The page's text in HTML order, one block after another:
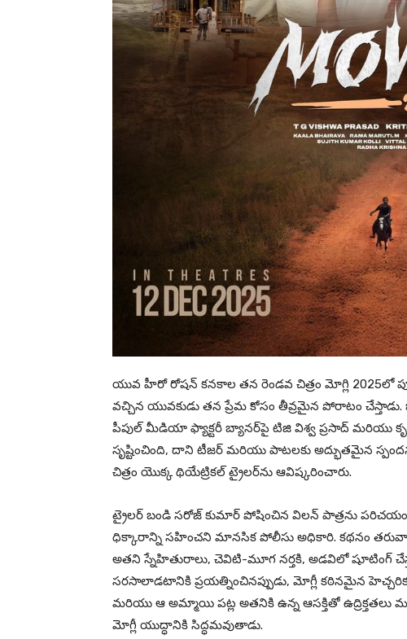
యువ హీరో రోషన్ కనకాల తన రెండవ చిత్రం మోగ్లి 2025లో
వచ్చిన యువకుడు తన ప్రేమ కోసం తీవ్రమైన పోరాటం
పీపుల్ మీడియా ఫ్యాక్టరీ బ్యానర్‌పై టిజి విశ్వ ప్రసాద్ మరియు
సృష్టించింది, దాని టీజర్ మరియు పాటలకు అద్భుతమైన
చిత్రం యొక్క థియేట్రికల్ ట్రైలర్‌ను ఆవిష్కరించారు.
ట్రైలర్ బండి సరోజ్ కుమార్ పోషించిన విలన్ పాత్రను
ధిక్కారాన్ని సహించని మానసిక పోలీసు అధికారి. కథనం
అతని స్నేహితురాలు, చెవిటి-మూగ నర్తకి, అడవిలో షూటింగ్
సరసాలాడటానికి ప్రయత్నించినప్పుడు, మోగ్లీ కఠినమైన
మరియు ఆ అమ్మాయి పట్ల అతనికి ఉన్న ఆసక్తితో ఉద్రిక్తతలు
మోగ్లీ యుద్ధానికి సిద్ధమవుతాడు.